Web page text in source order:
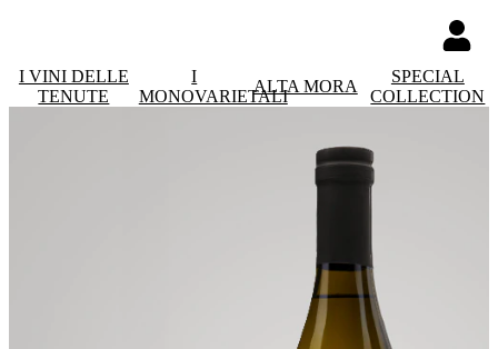
I VINI DELLE
TENUTE
I
MONOVARIETALI
ALTA MORA
SPECIAL
COLLECTION